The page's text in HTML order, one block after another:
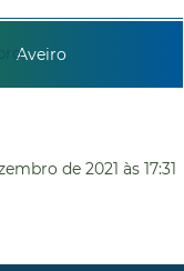
Aveiro
de 2021 às 17:31